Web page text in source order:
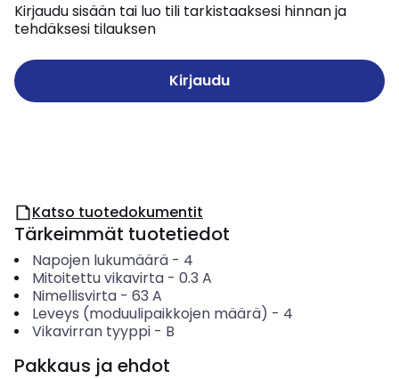
Kirjaudu sisään tai luo tili tarkistaaksesi hinnan ja
tehdäksesi tilauksen
Kirjaudu
Katso tuotedokumentit
Tärkeimmät tuotetiedot
Napojen lukumäärä- 4
Mitoitettu vikavirta- 0.3 A
Nimellisvirta- 63 A
Leveys (moduulipaikkojen määrä) - 4
Vikavirran tyyppi- B
Pakkaus ja ehdot